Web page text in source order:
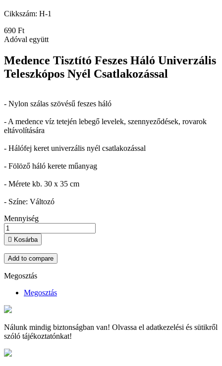
Cikkszám: H-1
690 Ft
Adóval együtt
Medence Tisztító Feszes Háló Univerzális
Teleszkópos Nyél Csatlakozással
- Nylon szálas szövésű feszes háló
- A medence víz tetején lebegő levelek, szennyeződések, rovarok
eltávolítására
- Hálófej keret univerzális nyél csatlakozással
- Fölöző háló kerete műanyag
- Mérete kb. 30 x 35 cm
- Színe: Változó
Mennyiség
 Kosárba
Add to compare
Megosztás
Megosztás
Nálunk mindig biztonságban van! Olvassa el adatkezelési és sütikről
szóló tájékoztatónkat!